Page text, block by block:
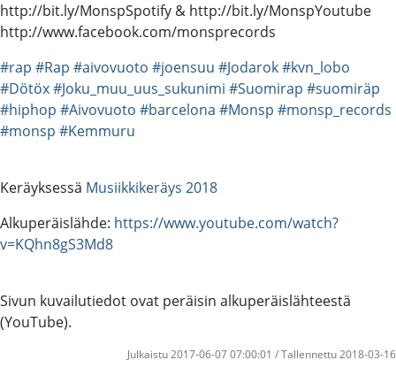
http://bit.ly/MonspSpotify & http://bit.ly/MonspYoutube
http://www.facebook.com/monsprecords
#rap #Rap #aivovuoto #joensuu #Jodarok#kvn_lobo
#Dötöx#Joku_muu_uus_sukunimi #Suomirap #suomiräp
#hiphop #Aivovuoto #barcelona #Monsp #monsp_records
#monsp #Kemmuru
Keräyksessä Musiikkikeräys 2018
Alkuperäislähde: https://www.youtube.com/watch?
v=KQhn8gS3Md8
Sivun kuvailutiedot ovat peräisin alkuperäislähteestä
(YouTube).
Julkaistu 2017-06-07 07:00:01 / Tallennettu 2018-03-16